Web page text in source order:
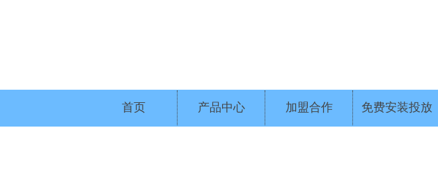
首页 产品中心 加盟合作 免费安装投放